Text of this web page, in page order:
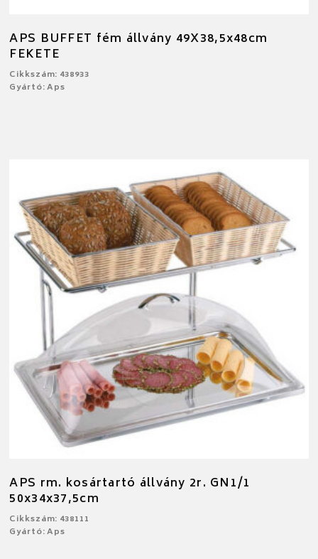
APS BUFFET fém állvány 49X38,5x48cm
FEKETE
Cikkszám: 438933
Gyártó: Aps
APS rm. kosártartó állvány 2r. GN1/1
50x34x37,5cm
Cikkszám: 438111
Gyártó: Aps